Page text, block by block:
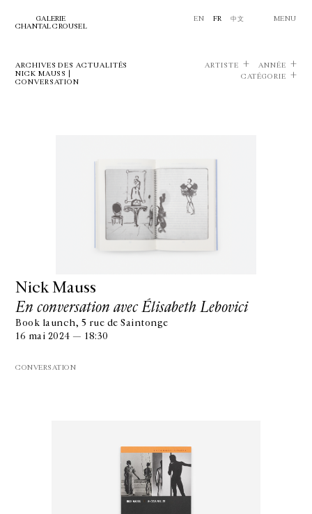
GALERIE
CHANTAL CROUSEL
EN FR 中文 MENU
ARCHIVES DES ACTUALITÉS
NICK MAUSS |
CONVERSATION
ARTISTE
ANNÉE
CATÉGORIE
Nick Mauss
En conversation avec Élisabeth Lebovici
Book launch, 5 rue de Saintonge
16 mai 2024 — 18:30
CONVERSATION